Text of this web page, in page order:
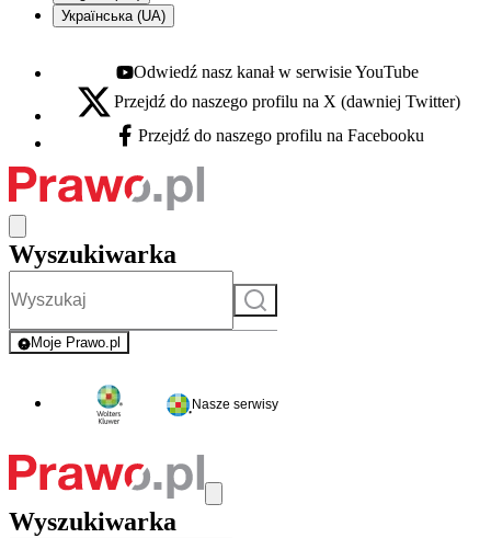
Українська (UA)
Youtube - otwiera się w nowej karcie
Odwiedź nasz kanał w serwisie YouTube
X - otwiera się w nowej karcie
Przejdź do naszego profilu na X (dawniej Twitter)
Facebook - otwiera się w nowej karcie
Przejdź do naszego profilu na Facebooku
Wyszukiwarka
Szukaj
Moje Prawo.pl
- rejestracja i logowanie do serwisu
Nasze serwisy
Wyszukiwarka